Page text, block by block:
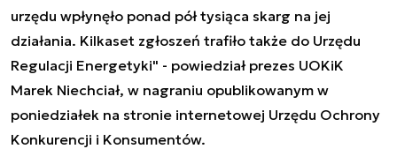
urzędu wpłynęło ponad pół tysiąca skarg na jej
działania. Kilkaset zgłoszeń trafiło także do Urzędu
Regulacji Energetyki" - powiedział prezes UOKiK
Marek Niechciał, w nagraniu opublikowanym w
poniedziałek na stronie internetowej Urzędu Ochrony
Konkurencji i Konsumentów.